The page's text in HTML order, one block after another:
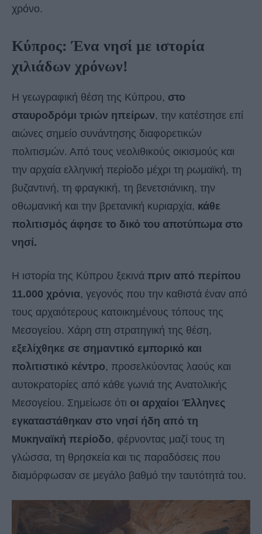
χρόνο.
Κύπρος: Ένα νησί με ιστορία
χιλιάδων χρόνων!
Η γεωγραφική θέση της Κύπρου, στο
σταυροδρόμι τριών ηπείρων, την κατέστησε επί
αιώνες σημείο συνάντησης διαφορετικών
πολιτισμών. Από τους νεολιθικούς οικισμούς και
την αρχαία ελληνική περίοδο μέχρι τη ρωμαϊκή, τη
βυζαντινή, τη φραγκική, τη βενετσιάνικη, την
οθωμανική και την βρετανική κυριαρχία, κάθε
πολιτισμός άφησε το δικό του αποτύπωμα στο
νησί.
Η ιστορία της Κύπρου ξεκινά πριν από περίπου
11.000 χρόνια, γεγονός που την καθιστά έναν από
τους αρχαιότερους κατοικημένους τόπους της
Μεσογείου. Χάρη στη στρατηγική της θέση,
εξελίχθηκε σε σημαντικό εμπορικό και
πολιτιστικό κέντρο, προσελκύοντας λαούς και
αυτοκρατορίες από κάθε γωνιά της Ανατολικής
Μεσογείου. Σημείωσε ότι οι αρχαίοι Έλληνες
εγκαταστάθηκαν στο νησί ήδη από τη
Μυκηναϊκή περίοδο, φέρνοντας μαζί τους τη
γλώσσα, τη θρησκεία και τις παραδόσεις που
διαμόρφωσαν σε μεγάλο βαθμό την ταυτότητά του.